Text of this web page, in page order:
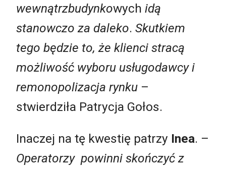
wewnątrzbudynkowych idą
stanowczo za daleko. Skutkiem
tego będzie to, że klienci stracą
możliwość wyboru usługodawcy i
remonopolizacja rynku –
stwierdziła Patrycja Gołos.
Inaczej na tę kwestię patrzy Inea. –
Operatorzy powinni skończyć z